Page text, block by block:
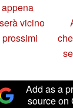
vicino
Add as a
source on